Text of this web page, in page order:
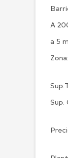
A
a 5
Sup.